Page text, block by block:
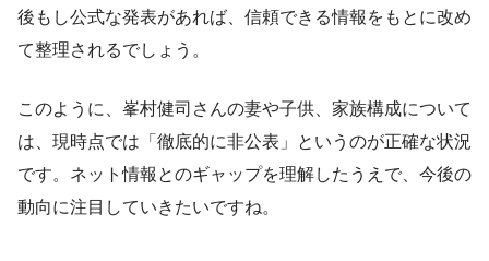
後もし公式な発表があれば、信頼できる情報をもとに改め
て整理されるでしょう。
このように、峯村健司さんの妻や子供、家族構成について
は、現時点では「徹底的に非公表」というのが正確な状況
です。ネット情報とのギャップを理解したうえで、今後の
動向に注目していきたいですね。